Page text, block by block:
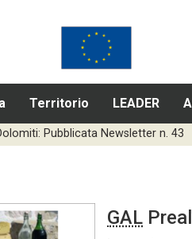
Territorio LEADER
Pubblicata Newsletter n. 43
GAL